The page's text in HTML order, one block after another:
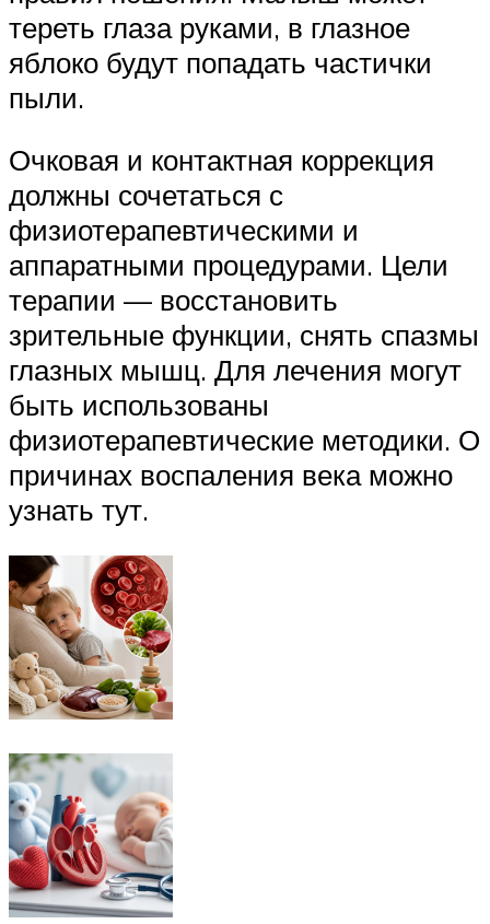
тереть глаза руками, в глазное
яблоко будут попадать частички
пыли.
Очковая и контактная коррекция
должны сочетаться с
физиотерапевтическими и
аппаратными процедурами. Цели
терапии — восстановить
зрительные функции, снять спазмы
глазных мышц. Для лечения могут
быть использованы
физиотерапевтические методики. О
причинах воспаления века можно
узнать тут.